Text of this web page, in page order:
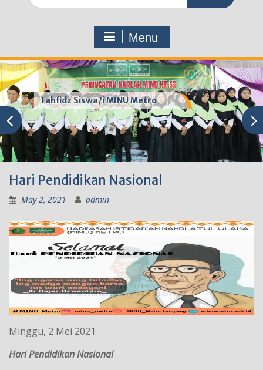
Menu
Tahfidz Siswa/i MINU Metro
Hari Pendidikan Nasional
May 2, 2021 admin
Minggu, 2 Mei 2021
Hari Pendidikan Nasional